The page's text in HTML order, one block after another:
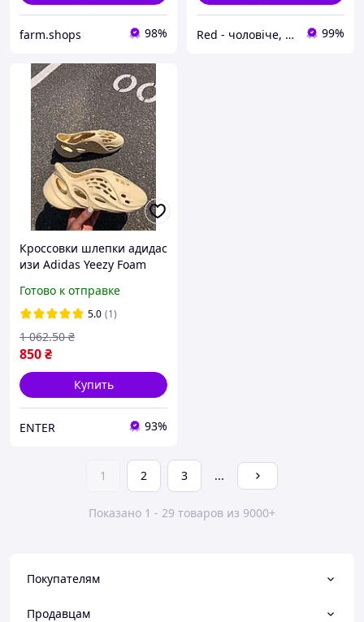
farm.shops 98% Red - чоловіче, жіноче взуття 99%
Кроссовки шлепки адидас
изи Adidas Yeezy Foam
Бежевые кроксы тапочки
адидас Мужские шлепки
Готово к отправке
5.0 (1)
850₴
1 062.50 ₴
Купить
ENTER 93%
1 2 3 ...
Показано 1 - 29 товаров из 9000+
Покупателям
Продавцам